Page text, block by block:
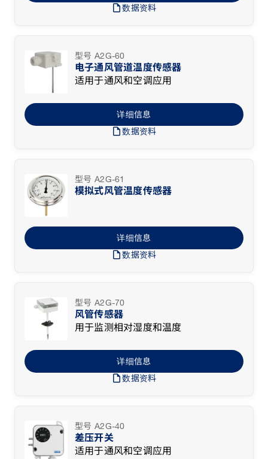
draft数据资料
型号 A2G-60
电子通风管道温度传感器
适用于通风和空调应用
draft数据资料
详细信息
型号 A2G-61
模拟式风管温度传感器
draft数据资料
详细信息
型号 A2G-70
风管传感器
用于监测相对湿度和温度
draft数据资料
详细信息
型号 A2G-40
差压开关
适用于通风和空调应用